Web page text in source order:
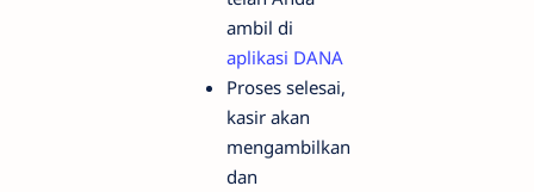
ambil di
aplikasi DANA
Proses selesai,
kasir akan
mengambilkan
dan